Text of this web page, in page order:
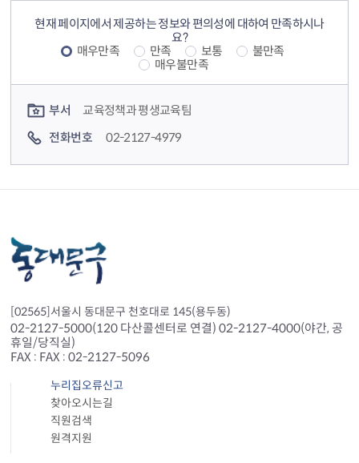
현재 페이지에서 제공하는 정보와 편의성에 대하여 만족하시나
요?
매우만족
만족 보통
불만족
매우불만족
부서
교육정책과 평생교육팀
전화번호
02-2127-4979
[02565]서울시 동대문구 천호대로 145(용두동)
02-2127-5000(120 다산콜센터로 연결) 02-2127-4000(야간, 공
휴일/당직실)
FAX : FAX : 02-2127-5096
누리집오류신고
찾아오시는길
직원검색
원격지원